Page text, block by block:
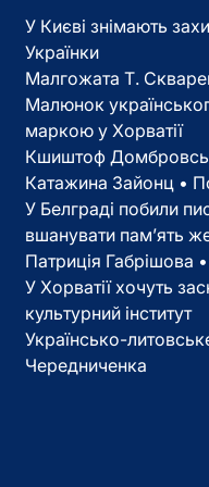
У Києві знімають
Українки
Малгожата Т.
Малюнок
маркою у Хорватії
Кшиштоф
Катажина Зайонц •
У Белграді побили
вшанувати пам’ять
Патриція Габрішова
У Хорватії хочуть
культурний інститут
Українсько-
Чередниченка